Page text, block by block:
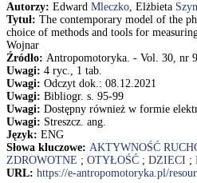
Autorzy: Edward Mleczko, Elżbieta
Tytuł: The contemporary model of the
choice of methods and tools for
Wojnar
Źródło: Antropomotoryka. - Vol. 30, nr
Uwagi: 4 ryc., 1 tab.
Uwagi: Odczyt dok.: 08.12.2021
Uwagi: Bibliogr. s. 95-99
Uwagi: Dostępny również w formie
Uwagi: Streszcz. ang.
Język: ENG
Słowa kluczowe: AKTYWNOŚĆ
ZDROWOTNE ; OTYŁOŚĆ ; DZIECI ;
URL: https://e-antropomotoryka.pl/